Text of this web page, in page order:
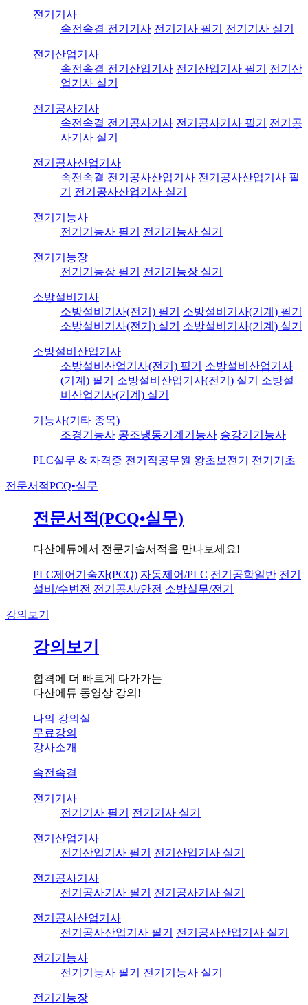
전기기사
속전속결 전기기사 전기기사 필기 전기기사 실기
전기산업기사
속전속결 전기산업기사 전기산업기사 필기
전기산
업기사 실기
전기공사기사
속전속결 전기공사기사 전기공사기사 필기
전기공
사기사 실기
전기공사산업기사
속전속결 전기공사산업기사 전기공사산업기사 필
기
전기공사산업기사 실기
전기기능사
전기기능사 필기
전기기능사 실기
전기기능장
전기기능장 필기
전기기능장 실기
소방설비기사
소방설비기사(전기) 필기
소방설비기사(기계) 필기
소방설비기사(전기) 실기
소방설비기사(기계) 실기
소방설비산업기사
소방설비산업기사(전기) 필기
소방설비산업기사
(기계) 필기
소방설비산업기사(전기) 실기
소방설
비산업기사(기계) 실기
기능사(기타 종목)
조경기능사 공조냉동기계기능사 승강기기능사
PLC실무 & 자격증 전기직공무원 왕초보전기 전기기초
전문서적PCQ•실무
전문서적(PCQ•실무)
다산에듀에서 전문기술서적을 만나보세요!
PLC제어기술자(PCQ) 자동제어/PLC 전기공학일반 전기
설비/수변전 전기공사/안전 소방실무/전기
강의보기
강의보기
합격에 더 빠르게 다가가는
다산에듀 동영상 강의!
나의 강의실
무료강의
강사소개
속전속결
전기기사
전기기사 필기
전기기사 실기
전기산업기사
전기산업기사 필기
전기산업기사 실기
전기공사기사
전기공사기사 필기
전기공사기사 실기
전기공사산업기사
전기공사산업기사 필기
전기공사산업기사 실기
전기기능사
전기기능사 필기
전기기능사 실기
전기기능장